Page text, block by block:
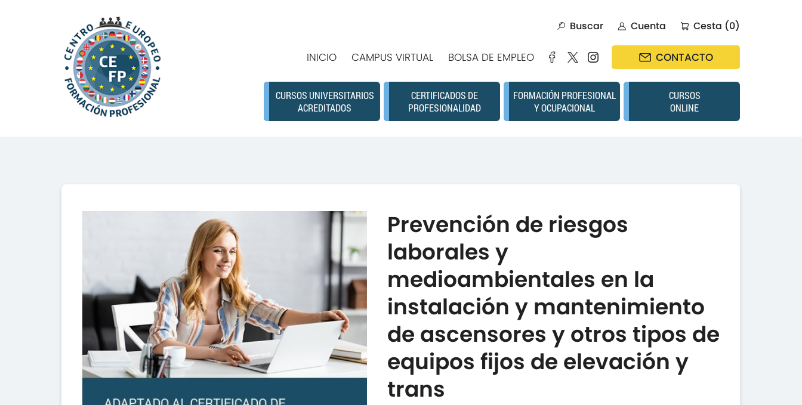
Buscar Cuenta Cesta (0)
INICIO CAMPUS VIRTUAL BOLSA DE EMPLEO CONTACTO
CURSOS UNIVERSITARIOS
ACREDITADOS
CERTIFICADOS DE
PROFESIONALIDAD
FORMACIÓN PROFESIONAL
Y OCUPACIONAL
CURSOS
ONLINE
Prevención de riesgos
laborales y
medioambientales en la
instalación y mantenimiento
de ascensores y otros tipos de
equipos fijos de elevación y
trans